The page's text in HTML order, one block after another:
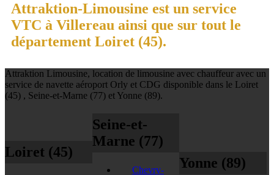
Attraktion-Limousine est un service
VTC à Villereau ainsi que sur tout le
département Loiret (45).
Attraktion Limousine, location de limousine avec chauffeur avec un
service de navette aéroport Orly et CDG disponible dans le Loiret
(45) , Seine-et-Marne (77) et Yonne (89).
Loiret (45)
Seine-et-
Marne (77)
Chevry- Yonne (89)